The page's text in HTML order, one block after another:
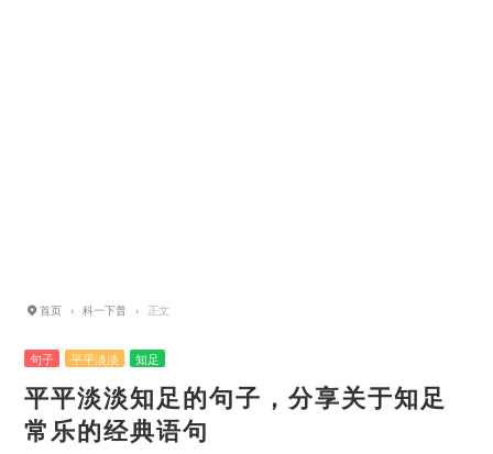
首页 › 科一下普 › 正文
句子 平平淡淡 知足
平平淡淡知足的句子，分享关于知足
常乐的经典语句